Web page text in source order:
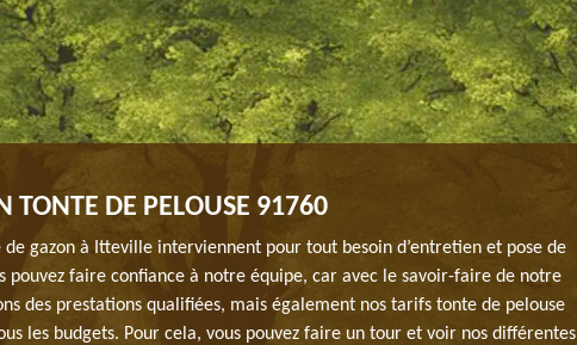
TONTE DE PELOUSE 91760
gazon à Itteville interviennent pour tout besoin d’entretien et pose de
pouvez faire confiance à notre équipe, car avec le savoir-faire de notre
des prestations qualifiées, mais également nos tarifs tonte de pelouse
les budgets. Pour cela, vous pouvez faire un tour et voir nos différentes